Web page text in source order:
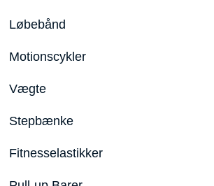
Løbebånd
Motionscykler
Vægte
Stepbænke
Fitnesselastikker